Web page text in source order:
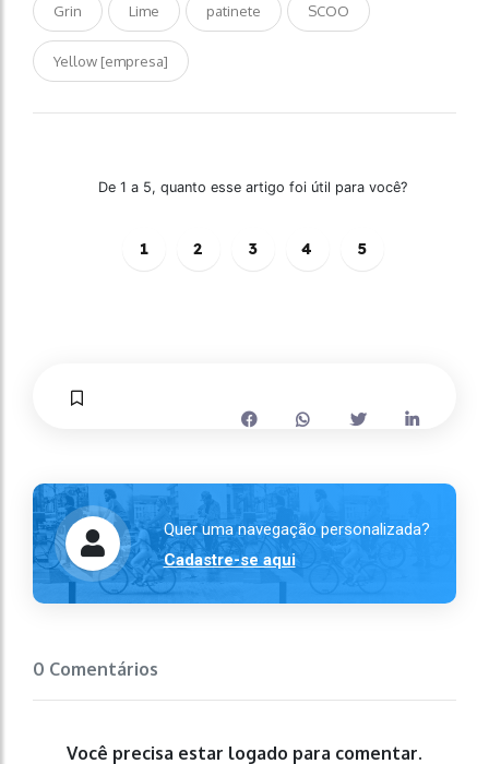
Grin Lime patinete SCOO
Yellow [empresa]
De 1 a 5, quanto esse artigo foi útil para você?
1 2 3 4 5
Quer uma navegação personalizada?
Cadastre-se aqui
0 Comentários
Você precisa estar logado para comentar.